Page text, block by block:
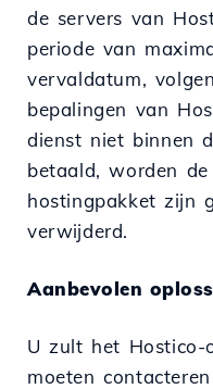
de servers van
periode van
vervaldatum,
bepalingen van
dienst niet binnen
betaald, worden
hostingpakket zijn
verwijderd.
Aanbevolen
U zult het Hostico-
moeten